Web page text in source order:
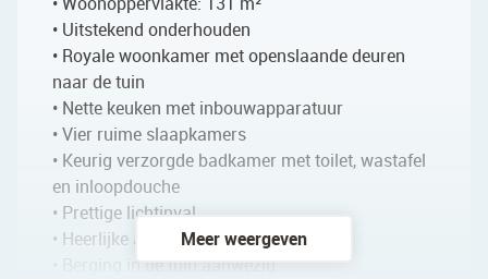
• Uitstekend onderhouden
• Royale woonkamer met openslaande deuren
naar de tuin
• Nette keuken met inbouwapparatuur
• Vier ruime slaapkamers
• Keurig verzorgde badkamer met toilet, wastafel
en inloopdouche
• Prettige lichtinval
• Heerlijke achtertuin met veel privacy
• Berging in de tuin aanwezig
Meer weergeven